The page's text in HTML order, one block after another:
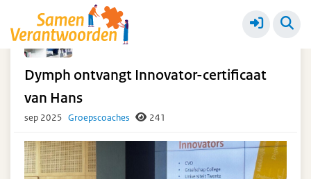
Ketendag 18 september 2025
Dymph ontvangt Innovator-certificaat
van Hans
sep 2025 Groepscoaches 241